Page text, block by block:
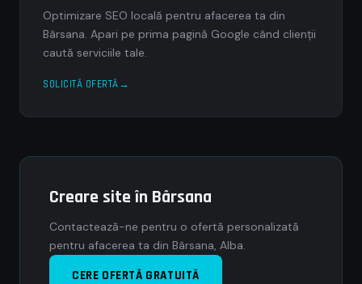
Optimizare SEO locală pentru afacerea ta din
Bârsana. Apari pe prima pagină Google când clienții
caută serviciile tale.
SOLICITĂ OFERTĂ
Creare site în Bârsana
Contactează-ne pentru o ofertă personalizată
pentru afacerea ta din Bârsana, Alba.
CERE OFERTĂ GRATUITĂ